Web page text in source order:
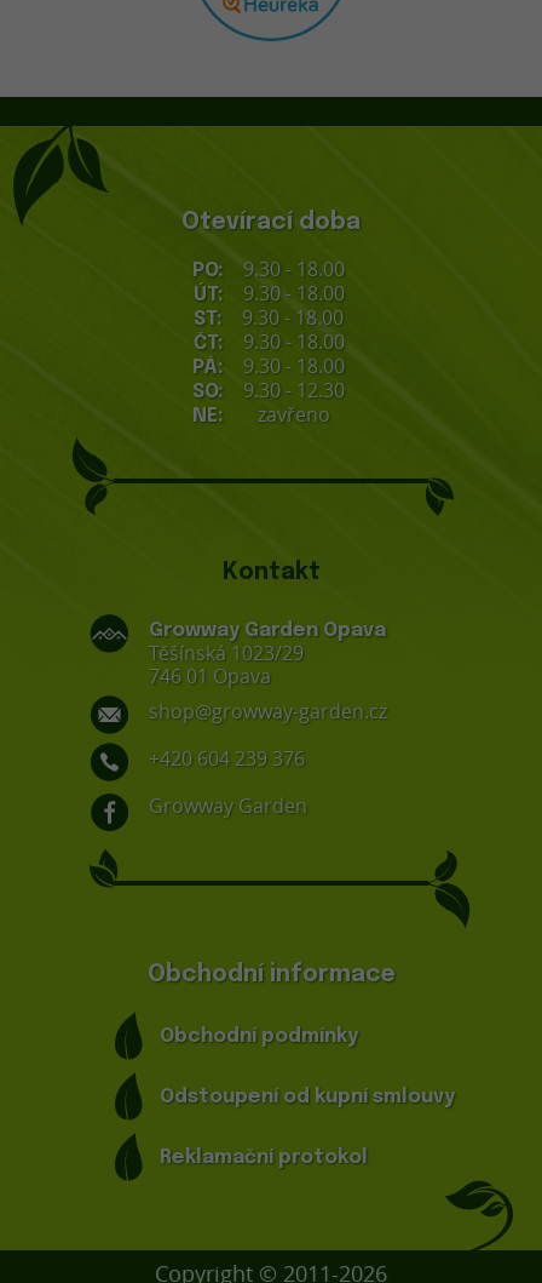
Otevírací doba
PO: 9.30 - 18.00
ÚT: 9.30 - 18.00
ST: 9.30 - 18.00
ČT: 9.30 - 18.00
PÁ: 9.30 - 18.00
SO: 9.30 - 12.30
NE: zavřeno
Kontakt
Growway Garden Opava
Těšínská 1023/29
746 01 Opava
shop@growway-garden.cz
+420 604 239 376
Growway Garden
Obchodní informace
Obchodní podmínky
Odstoupení od kupní smlouvy
Reklamační protokol
Copyright © 2011-2026